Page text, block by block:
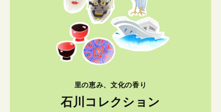
里の恵み、文化の香り
石川コレクション